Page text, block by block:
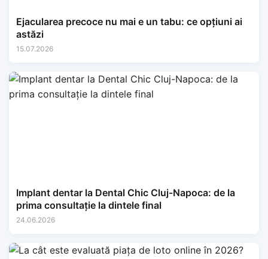
Ejacularea precoce nu mai e un tabu: ce opțiuni ai
astăzi
15.07.2026
Implant dentar la Dental Chic Cluj-Napoca: de la
prima consultație la dintele final
24.06.2026